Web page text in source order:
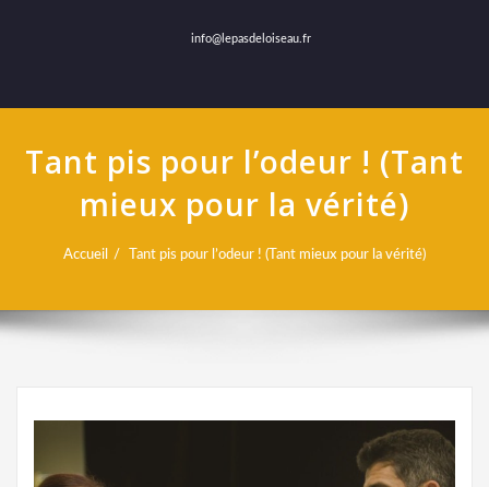
info@lepasdeloiseau.fr
Tant pis pour l’odeur ! (Tant
mieux pour la vérité)
Accueil Tant pis pour l’odeur ! (Tant mieux pour la vérité)